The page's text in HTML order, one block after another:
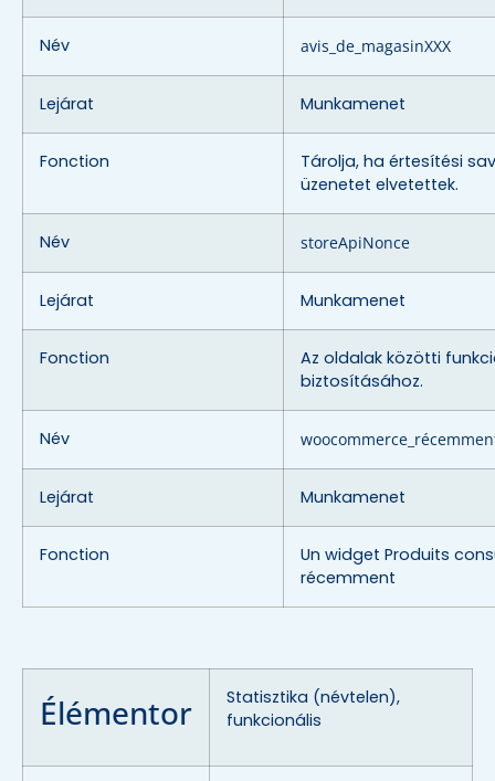
Név avis_de_magasinXXX
Lejárat Munkamenet
Fonction
Tárolja, ha értesítési
üzenetet elvetettek.
Név storeApiNonce
Lejárat Munkamenet
Fonction
Az oldalak közötti
biztosításához.
Név
Lejárat Munkamenet
Fonction
Un widget Produits
récemment
Élémentor
Statisztika (névtelen),
funkcionális